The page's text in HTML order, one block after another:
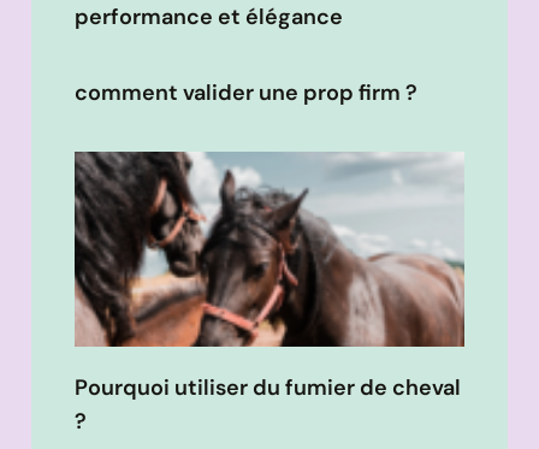
performance et élégance
comment valider une prop firm ?
Pourquoi utiliser du fumier de cheval
?